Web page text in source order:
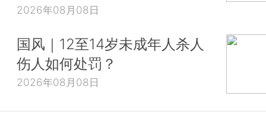
2026年08月08日
国风｜12至14岁未成年人杀人
伤人如何处罚？
2026年08月08日